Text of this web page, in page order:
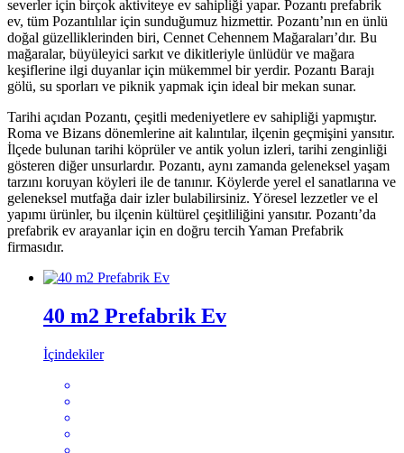
severler için birçok aktiviteye ev sahipliği yapar. Pozantı prefabrik
ev, tüm Pozantılılar için sunduğumuz hizmettir. Pozantı’nın en ünlü
doğal güzelliklerinden biri, Cennet Cehennem Mağaraları’dır. Bu
mağaralar, büyüleyici sarkıt ve dikitleriyle ünlüdür ve mağara
keşiflerine ilgi duyanlar için mükemmel bir yerdir. Pozantı Barajı
gölü, su sporları ve piknik yapmak için ideal bir mekan sunar.
Tarihi açıdan Pozantı, çeşitli medeniyetlere ev sahipliği yapmıştır.
Roma ve Bizans dönemlerine ait kalıntılar, ilçenin geçmişini yansıtır.
İlçede bulunan tarihi köprüler ve antik yolun izleri, tarihi zenginliği
gösteren diğer unsurlardır. Pozantı, aynı zamanda geleneksel yaşam
tarzını koruyan köyleri ile de tanınır. Köylerde yerel el sanatlarına ve
geleneksel mutfağa dair izler bulabilirsiniz. Yöresel lezzetler ve el
yapımı ürünler, bu ilçenin kültürel çeşitliliğini yansıtır. Pozantı’da
prefabrik ev arayanlar için en doğru tercih Yaman Prefabrik
firmasıdır.
40 m2 Prefabrik Ev
İçindekiler